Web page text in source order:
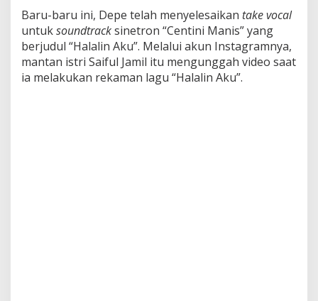
Baru-baru ini, Depe telah menyelesaikan take vocal
untuksoundtracksinetron “Centini Manis” yang
berjudul “Halalin Aku”. Melalui akun Instagramnya,
mantan istri Saiful Jamil itu mengunggah video saat
ia melakukan rekaman lagu “Halalin Aku”.